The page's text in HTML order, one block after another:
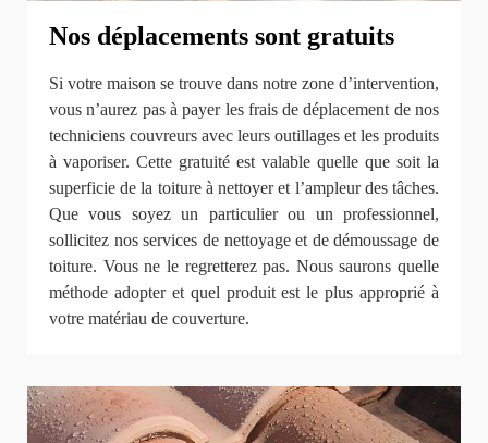
Nos déplacements sont gratuits
Si votre maison se trouve dans notre zone d’intervention,
vous n’aurez pas à payer les frais de déplacement de nos
techniciens couvreurs avec leurs outillages et les produits
à vaporiser. Cette gratuité est valable quelle que soit la
superficie de la toiture à nettoyer et l’ampleur des tâches.
Que vous soyez un particulier ou un professionnel,
sollicitez nos services de nettoyage et de démoussage de
toiture. Vous ne le regretterez pas. Nous saurons quelle
méthode adopter et quel produit est le plus approprié à
votre matériau de couverture.